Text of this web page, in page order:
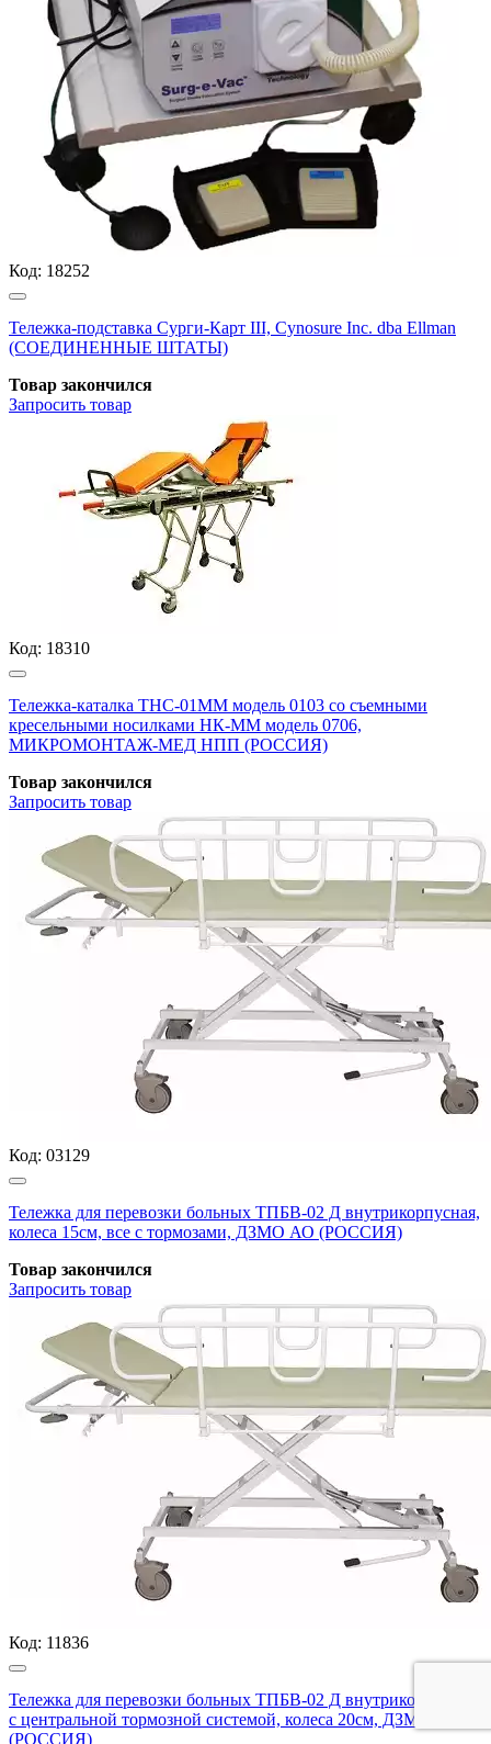
Код: 18252
Тележка-подставка Сурги-Карт III, Cynosure Inc. dba Ellman
(СОЕДИНЕННЫЕ ШТАТЫ)
Товар закончился
Запросить товар
Код: 18310
Тележка-каталка ТНС-01ММ модель 0103 со съемными
кресельными носилками НК-ММ модель 0706,
МИКРОМОНТАЖ-МЕД НПП (РОССИЯ)
Товар закончился
Запросить товар
Код: 03129
Тележка для перевозки больных ТПБВ-02 Д внутрикорпусная,
колеса 15см, все с тормозами, ДЗМО АО (РОССИЯ)
Товар закончился
Запросить товар
Код: 11836
Тележка для перевозки больных ТПБВ-02 Д внутрикорпусная,
с центральной тормозной системой, колеса 20см, ДЗМО АО
(РОССИЯ)